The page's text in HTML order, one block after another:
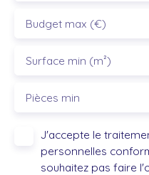
Budget max (€)
Surface min (m²)
Pièces min
J'accepte le
personnelles
souhaitez pas faire